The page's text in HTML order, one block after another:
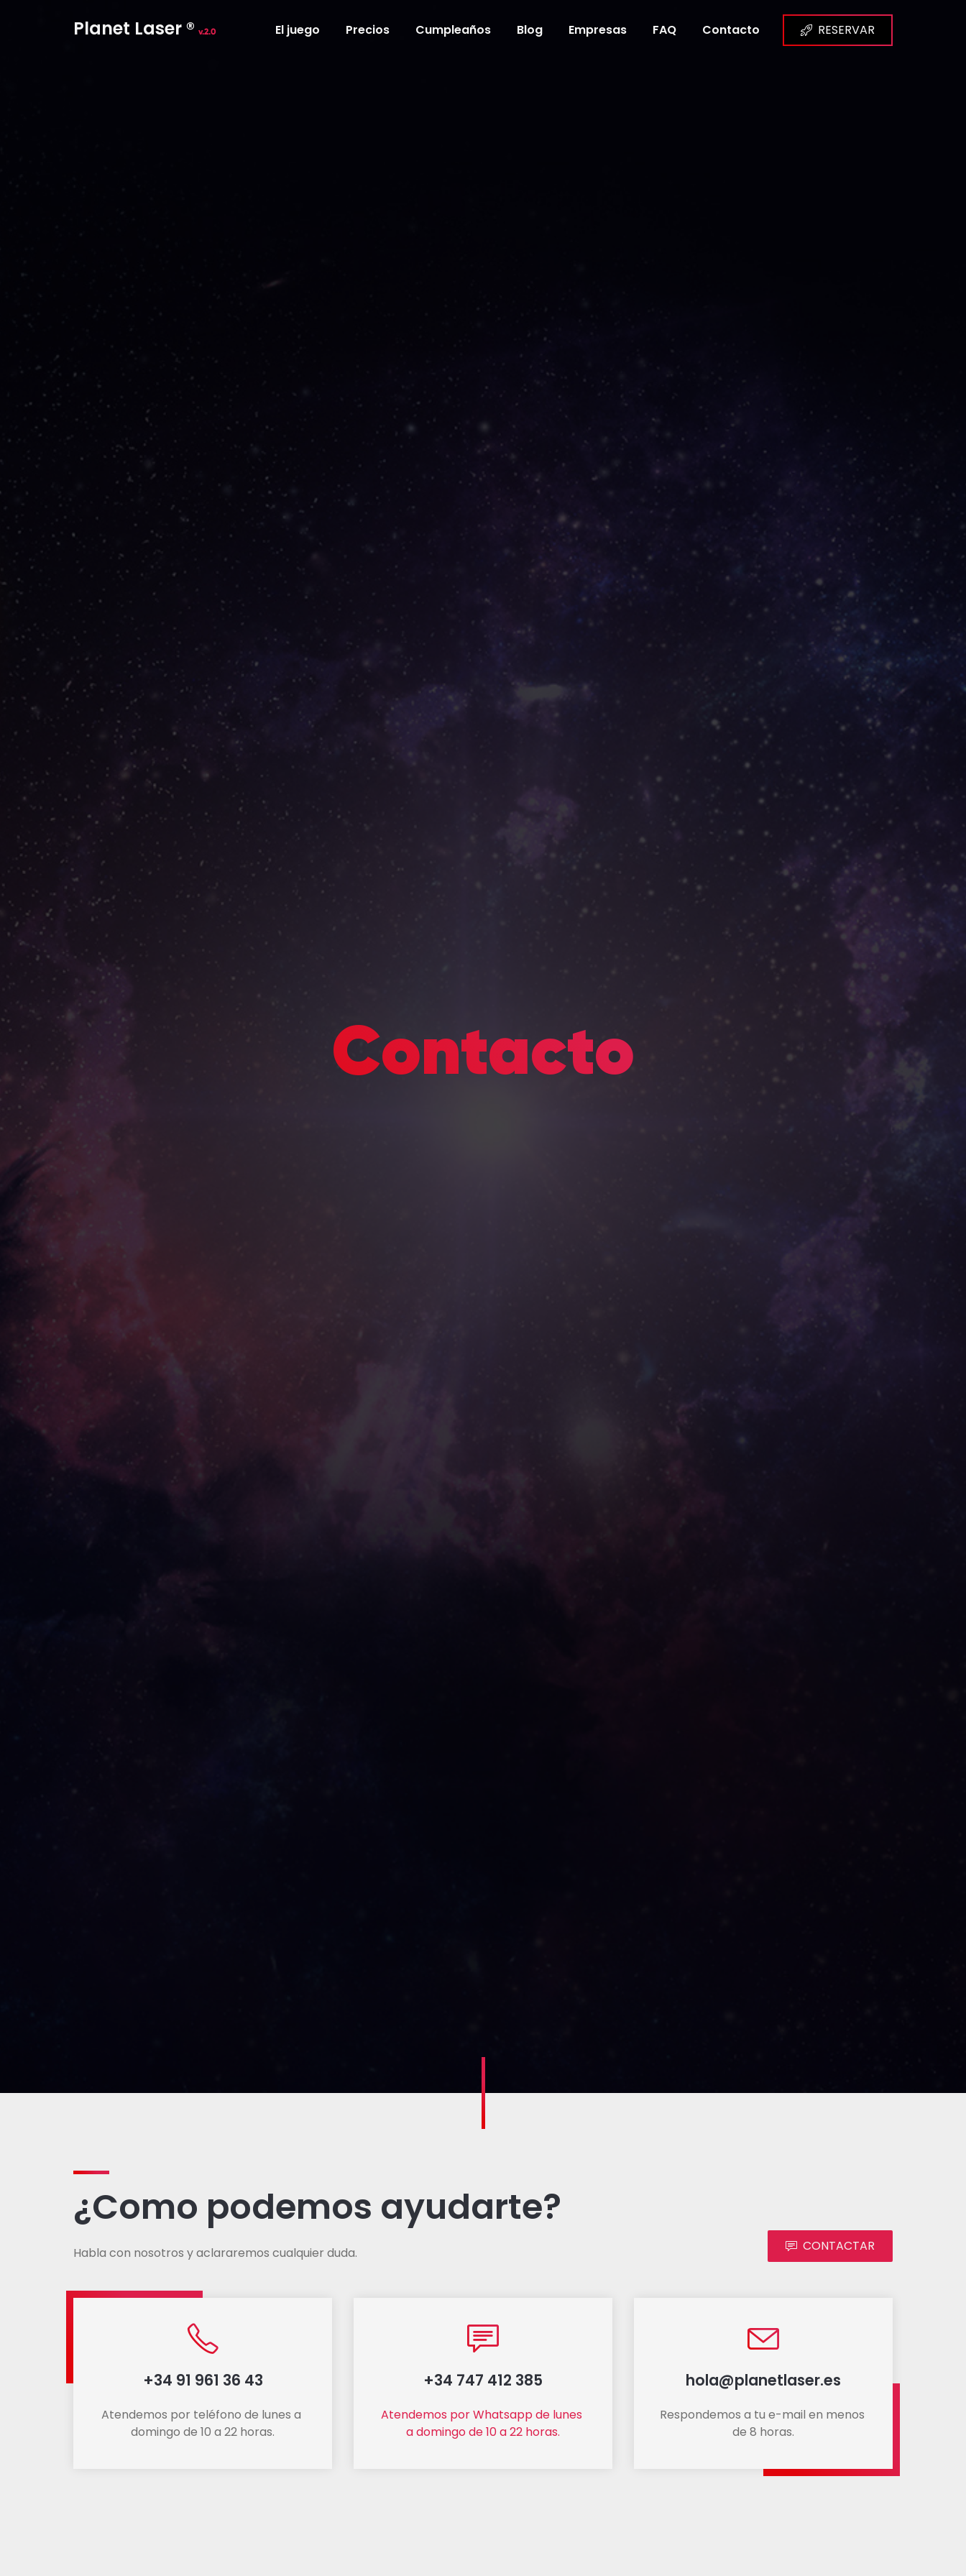
Planet Laser ® v.2.0 El juego Precios Cumpleaños Blog Empresas FAQ Contacto RESERVAR
Contacto
¿Como podemos ayudarte?
Habla con nosotros y aclararemos cualquier duda. CONTACTAR
+34 91 961 36 43
Atendemos por teléfono de lunes a
domingo de 10 a 22 horas.
+34 747 412 385
Atendemos por Whatsapp de lunes
a domingo de 10 a 22 horas.
hola@planetlaser.es
Respondemos a tu e-mail en menos
de 8 horas.